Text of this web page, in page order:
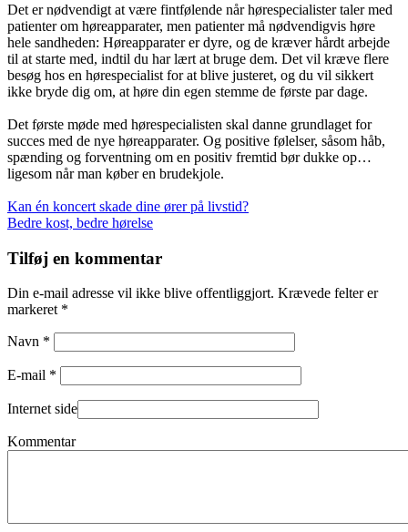
Det er nødvendigt at være fintfølende når hørespecialister taler med
patienter om høreapparater, men patienter må nødvendigvis høre
hele sandheden: Høreapparater er dyre, og de kræver hårdt arbejde
til at starte med, indtil du har lært at bruge dem. Det vil kræve flere
besøg hos en hørespecialist for at blive justeret, og du vil sikkert
ikke bryde dig om, at høre din egen stemme de første par dage.
Det første møde med hørespecialisten skal danne grundlaget for
succes med de nye høreapparater. Og positive følelser, såsom håb,
spænding og forventning om en positiv fremtid bør dukke op…
ligesom når man køber en brudekjole.
Indlægsnavigation
Kan én koncert skade dine ører på livstid?
Bedre kost, bedre hørelse
Tilføj en kommentar
Din e-mail adresse vil ikke blive offentliggjort. Krævede felter er
markeret *
Navn *
E-mail *
Internet side
Kommentar